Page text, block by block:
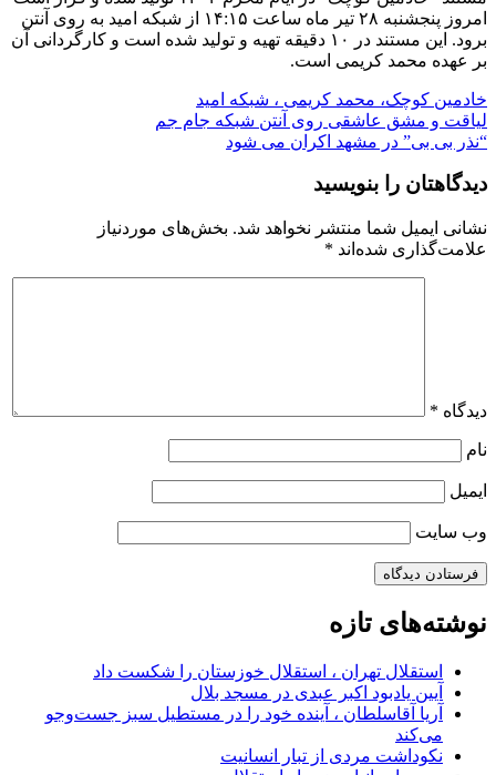
امروز پنجشنبه ۲۸ تیر ماه ساعت ۱۴:۱۵ از شبکه امید به روی آنتن
برود. این مستند در ۱۰ دقیقه تهیه و تولید شده است و کارگردانی آن
بر عهده محمد کریمی است.
خادمین کوچک‌، محمد کریمی ، شبکه امید
راهبری
نوشته
لیاقت و مشق عاشقی روی آنتن شبکه جام جم
“نذر بی بی” در مشهد اکران می شود
دیدگاهتان را بنویسید
نشانی ایمیل شما منتشر نخواهد شد. بخش‌های موردنیاز
علامت‌گذاری شده‌اند *
دیدگاه *
نام
ایمیل
وب‌ سایت
نوشته‌های تازه
استقلال تهران ، استقلال خوزستان را شکست داد
آیین یادبود اکبر عبدی در مسجد بلال
آریا آقاسلطان ، آینده خود را در مستطیل سبز جست‌وجو
می‌کند
نکوداشت مردی از تبار انسانیت